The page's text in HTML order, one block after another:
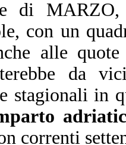
di MARZO,
con un
alle
da
stagionali in
correnti